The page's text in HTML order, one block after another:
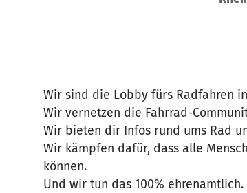
Wir sind die Lobby fürs Radfahren
Wir vernetzen die Fahrrad-
Wir bieten dir Infos rund ums Rad
Wir kämpfen dafür, dass alle
können.
Und wir tun das 100% ehrenamtlich.